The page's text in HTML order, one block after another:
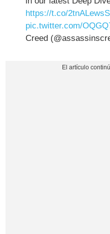
https://t.co/
pic.twitter.com/
Creed